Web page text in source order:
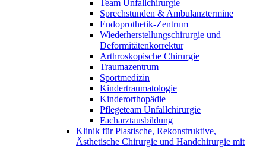
Team Unfallchirurgie
Sprechstunden & Ambulanztermine
Endoprothetik-Zentrum
Wiederherstellungschirurgie und
Deformitätenkorrektur
Arthroskopische Chirurgie
Traumazentrum
Sportmedizin
Kindertraumatologie
Kinderorthopädie
Pflegeteam Unfallchirurgie
Facharztausbildung
Klinik für Plastische, Rekonstruktive,
Ästhetische Chirurgie und Handchirurgie mit